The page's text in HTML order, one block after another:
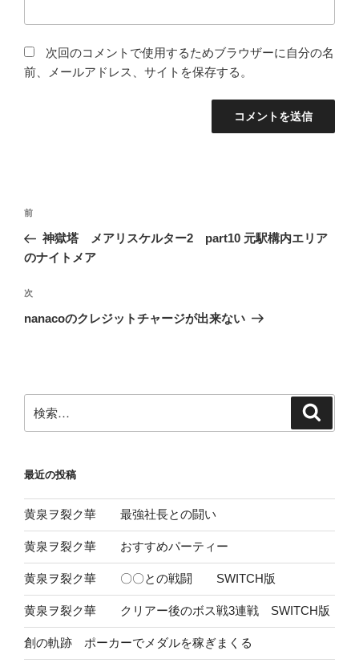
次回のコメントで使用するためブラウザーに自分の名
前、メールアドレス、サイトを保存する。
投
ナ
ゲ
ー
前
の
投
前
神獄塔 メアリスケルター2 part10 元駅構内エリア
のナイトメア
次
の
次
nanacoのクレジットチャージが出来ない
索:
最近の投稿
黄泉ヲ裂ク華 最強社長との闘い
黄泉ヲ裂ク華 おすすめパーティー
黄泉ヲ裂ク華 〇〇との戦闘 SWITCH版
黄泉ヲ裂ク華 クリアー後のボス戦3連戦 SWITCH版
創の軌跡 ポーカーでメダルを稼ぎまくる